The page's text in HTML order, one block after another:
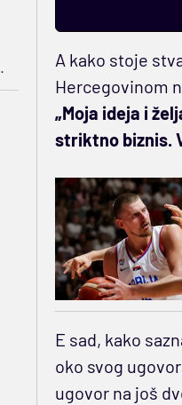
A kako stoje
Hercegovinom
„Moja ideja i
striktno biznis.
E sad, kako
oko svog
ugovor na još